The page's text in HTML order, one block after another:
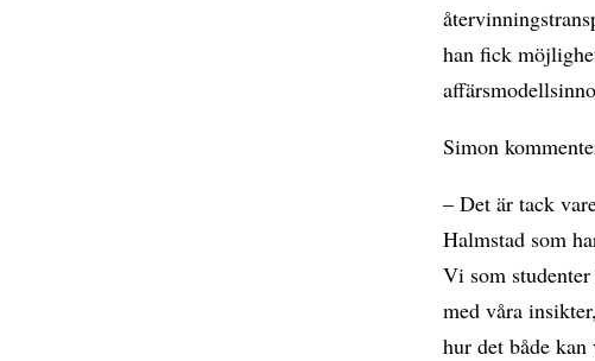
han fick
Simon
– Det är tack
Halmstad som
Vi som
med våra
hur det både